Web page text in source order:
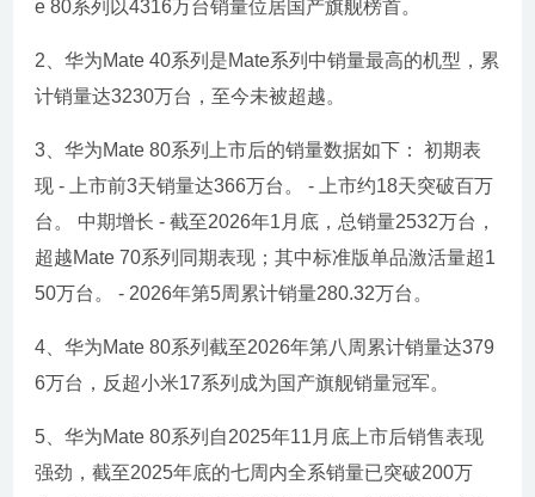
e 80系列以4316万台销量位居国产旗舰榜首。
2、华为Mate 40系列是Mate系列中销量最高的机型，累
计销量达3230万台，至今未被超越。
3、华为Mate 80系列上市后的销量数据如下： 初期表
现 - 上市前3天销量达366万台。 - 上市约18天突破百万
台。 中期增长 - 截至2026年1月底，总销量2532万台，
超越Mate 70系列同期表现；其中标准版单品激活量超1
50万台。 - 2026年第5周累计销量280.32万台。
4、华为Mate 80系列截至2026年第八周累计销量达379
6万台，反超小米17系列成为国产旗舰销量冠军。
5、华为Mate 80系列自2025年11月底上市后销售表现
强劲，截至2025年底的七周内全系销量已突破200万